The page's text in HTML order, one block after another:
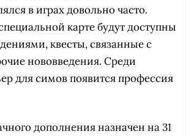
в играх довольно часто.
карте будут доступны
квесты, связанные с
нововведения. Среди
для симов появится профессия
дополнения назначен на 31